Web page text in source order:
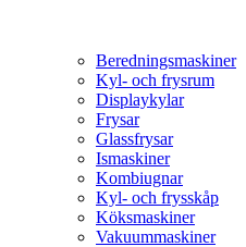
Beredningsmaskiner
Kyl- och frysrum
Displaykylar
Frysar
Glassfrysar
Ismaskiner
Kombiugnar
Kyl- och frysskåp
Köksmaskiner
Vakuummaskiner